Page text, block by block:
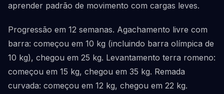
aprender padrão de movimento com cargas leves.
Progressão em 12 semanas. Agachamento livre com
barra: começou em 10 kg (incluindo barra olímpica de
10 kg), chegou em 25 kg. Levantamento terra romeno:
começou em 15 kg, chegou em 35 kg. Remada
curvada: começou em 12 kg, chegou em 22 kg.